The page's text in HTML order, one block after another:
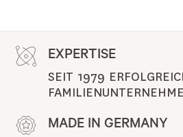
EXPERTISE
SEIT 1979
MADE IN GERMANY